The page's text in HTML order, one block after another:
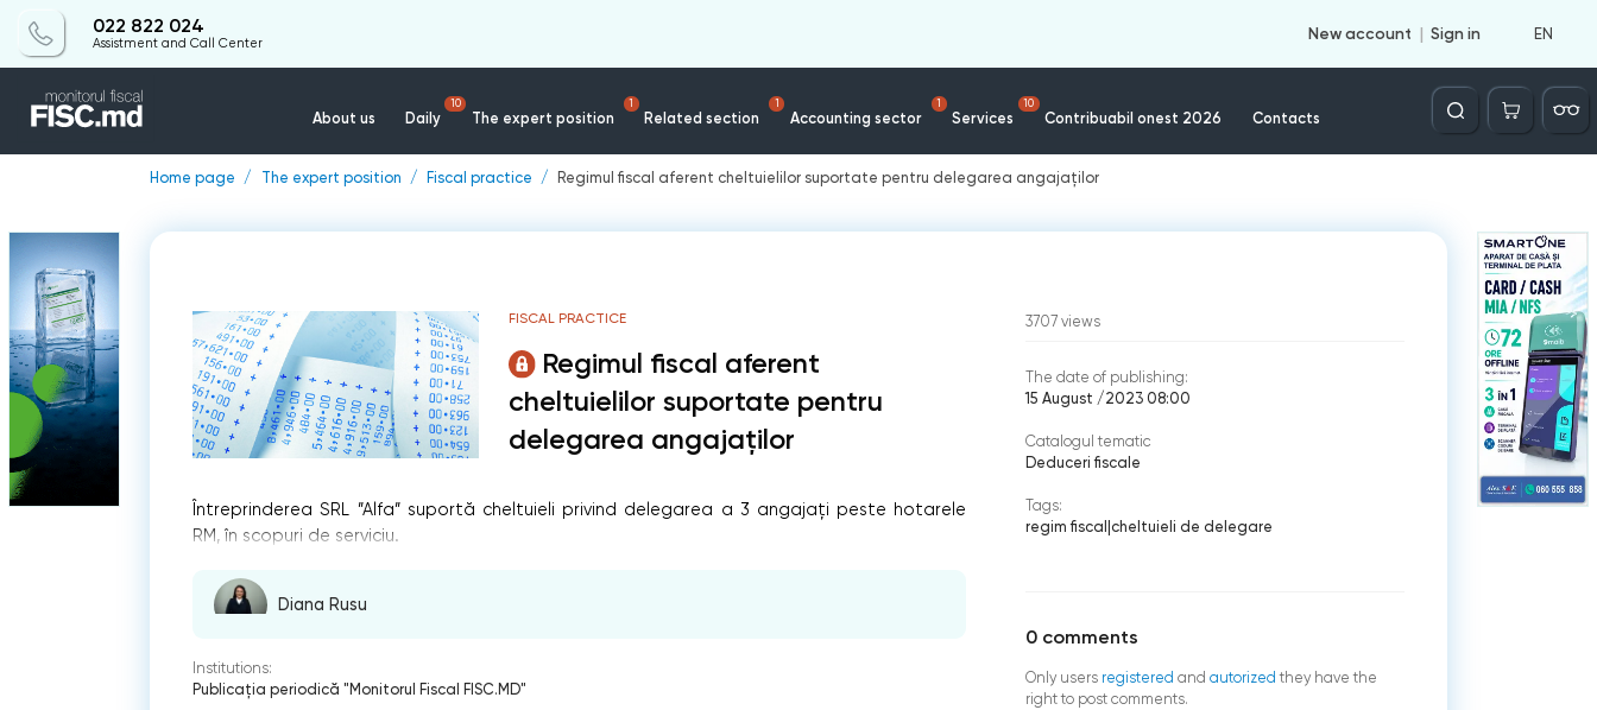
022 822 024
Assistment and Call Center
New account Sign in EN
About us Daily
10
The expert position
1
Related section
1
Accounting sector
1
Services
10
Contribuabil onest 2026 Contacts
Căutare
Home page The expert position Fiscal practice Regimul fiscal aferent cheltuielilor suportate pentru delegarea angajaților
FISCAL PRACTICE
Regimul fiscal aferent
cheltuielilor suportate pentru
delegarea angajaților
Întreprinderea SRL ”Alfa” suportă cheltuieli privind delegarea a 3 angajați peste hotarele
RM, în scopuri de serviciu.
Diana Rusu
Institutions:
Publicaţia periodică "Monitorul Fiscal FISC.MD"
3707 views
The date of publishing:
15 August /2023 08:00
Catalogul tematic
Deduceri fiscale
Tags:
regim fiscal cheltuieli de delegare
0 comments
Only users registered and autorized they have the
right to post comments.